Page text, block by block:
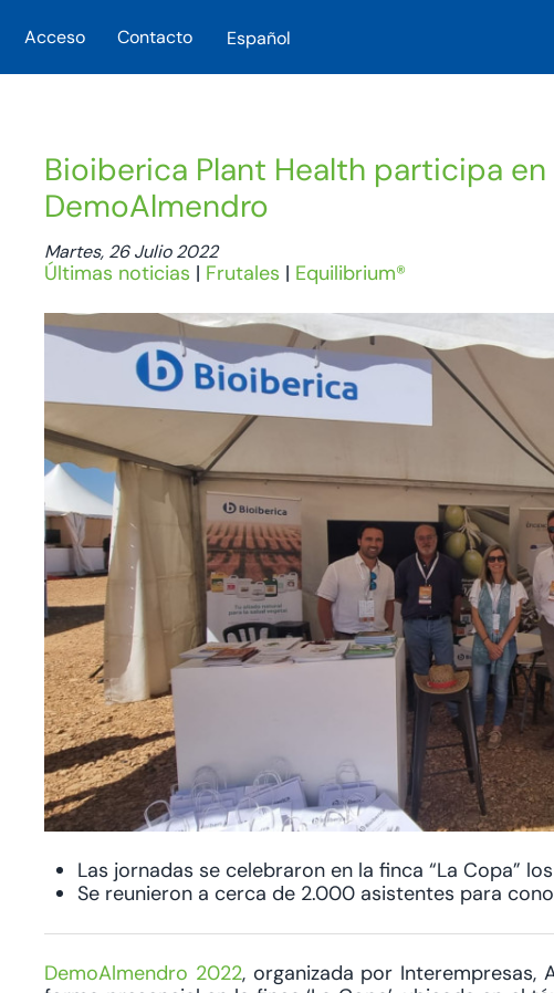
Acceso Contacto Español
Bioiberica Plant Health participa
DemoAlmendro
Martes, 26 Julio 2022
Últimas noticias | Frutales | Equilibrium®
Las jornadas se celebraron en la finca “La Copa”
Se reunieron a cerca de 2.000 asistentes para
DemoAlmendro 2022, organizada por Interempresas,